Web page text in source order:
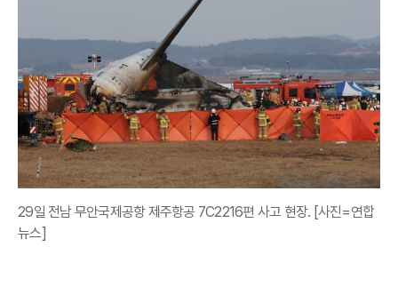
29일 전남 무안국제공항 제주항공 7C2216편 사고 현장. [사진=연합
뉴스]